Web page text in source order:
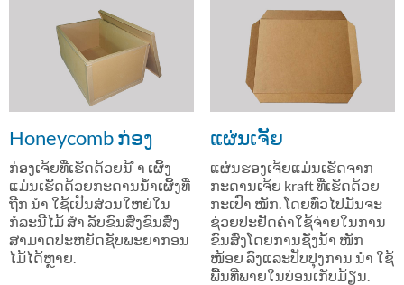
Honeycomb ກ່ອງ
ກ່ອງເຈ້ຍທີ່ເຮັດດ້ວຍນ້ ຳ ເຜິ້ງ
ແມ່ນເຮັດດ້ວຍກະດານນໍ້າເຜິ້ງທີ່
ຖືກ ນຳ ໃຊ້ເປັນສ່ວນໃຫຍ່ໃນ
ກໍລະນີໄມ້ ສຳ ລັບຂົນສົ່ງຂົນສົ່ງ
ສາມາດປະຫຍັດຊັບພະຍາກອນ
ໄມ້ໄດ້ຫຼາຍ.
ແຜ່ນເຈັ້ຍ
ແຜ່ນຮອງເຈ້ຍແມ່ນເຮັດຈາກ
ກະດານເຈ້ຍ kraft ທີ່ເຮັດດ້ວຍ
ກະເປົາ ໜັກ. ໂດຍທົ່ວໄປມັນຈະ
ຊ່ວຍປະຢັດຄ່າໃຊ້ຈ່າຍໃນການ
ຂົນສົ່ງໂດຍການຊັ່ງນໍ້າ ໜັກ
ໜ້ອຍ ລົງແລະປັບປຸງການ ນຳ ໃຊ້
ພື້ນທີ່ພາຍໃນບ່ອນເກັບມ້ຽນ.